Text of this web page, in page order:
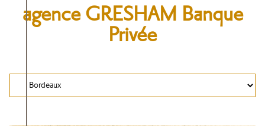
agence GRESHAM Banque
Privée
Selectionnez
votre